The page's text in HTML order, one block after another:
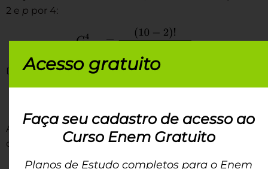
2 e p por 4:
Desenvolvendo e simplificando os fatoriais:
Assim, desenvolvendo e fazendo as devidas contas,
obtemos:
Acesso gratuito
Faça seu cadastro de acesso ao
Curso Enem Gratuito
Planos de Estudo completos para o Enem